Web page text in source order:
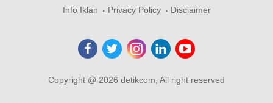
Info Iklan
Privacy Policy Disclaimer
Copyright @ 2026 detikcom, All right reserved